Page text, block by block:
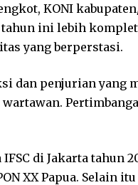
KONI
ini lebih
yang berperstasi.
dan penjurian yang
di Jakarta tahun
XX Papua. Selain